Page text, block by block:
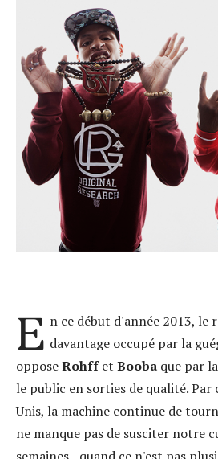
E n ce début d'année 2013, le
davantage occupé par la
opposeRohffet Booba que par
le public en sorties de qualité.
Unis, la machine continue de
ne manque pas de susciter notre